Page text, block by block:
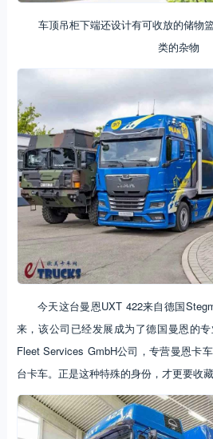
车顶吊柜下端还设计有可收放的储物
类的杂物
今天这台曼恩UXT 422来自德国
来，该公司已经发展成为了德国曼恩的
Fleet Services GmbH公司，专营曼恩卡
台卡车。正是这种特殊的身份，才更要收